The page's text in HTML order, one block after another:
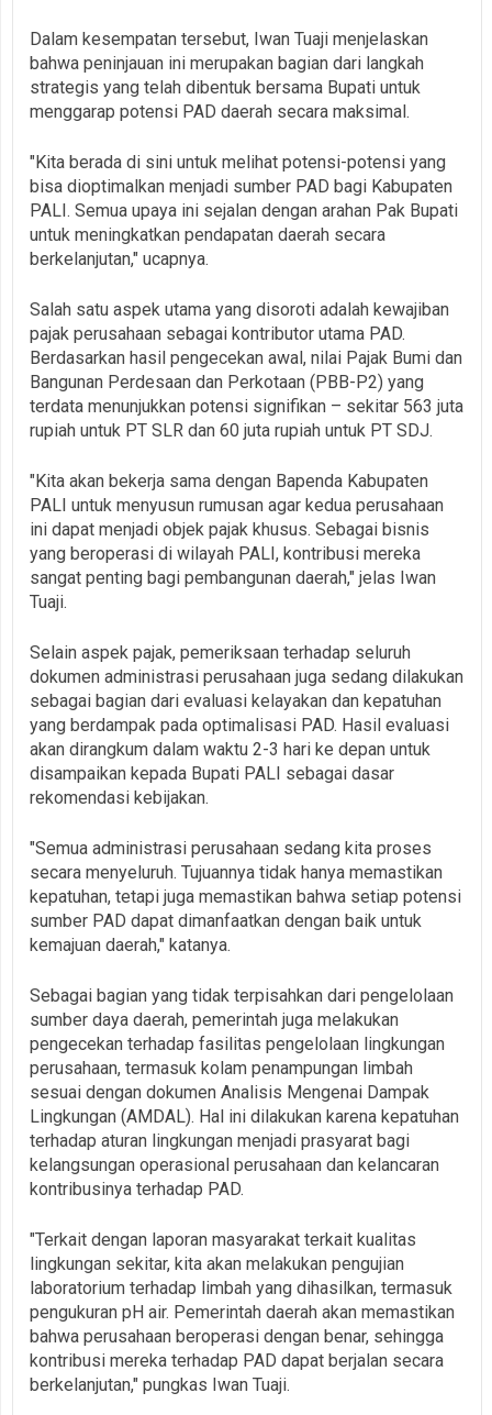
Dalam kesempatan tersebut, Iwan Tuaji menjelaskan
bahwa peninjauan ini merupakan bagian dari langkah
strategis yang telah dibentuk bersama Bupati untuk
menggarap potensi PAD daerah secara maksimal.
"Kita berada di sini untuk melihat potensi-potensi yang
bisa dioptimalkan menjadi sumber PAD bagi Kabupaten
PALI. Semua upaya ini sejalan dengan arahan Pak Bupati
untuk meningkatkan pendapatan daerah secara
berkelanjutan," ucapnya.
Salah satu aspek utama yang disoroti adalah kewajiban
pajak perusahaan sebagai kontributor utama PAD.
Berdasarkan hasil pengecekan awal, nilai Pajak Bumi dan
Bangunan Perdesaan dan Perkotaan (PBB-P2) yang
terdata menunjukkan potensi signifikan – sekitar 563 juta
rupiah untuk PT SLR dan 60 juta rupiah untuk PT SDJ.
"Kita akan bekerja sama dengan Bapenda Kabupaten
PALI untuk menyusun rumusan agar kedua perusahaan
ini dapat menjadi objek pajak khusus. Sebagai bisnis
yang beroperasi di wilayah PALI, kontribusi mereka
sangat penting bagi pembangunan daerah," jelas Iwan
Tuaji.
Selain aspek pajak, pemeriksaan terhadap seluruh
dokumen administrasi perusahaan juga sedang dilakukan
sebagai bagian dari evaluasi kelayakan dan kepatuhan
yang berdampak pada optimalisasi PAD. Hasil evaluasi
akan dirangkum dalam waktu 2-3 hari ke depan untuk
disampaikan kepada Bupati PALI sebagai dasar
rekomendasi kebijakan.
"Semua administrasi perusahaan sedang kita proses
secara menyeluruh. Tujuannya tidak hanya memastikan
kepatuhan, tetapi juga memastikan bahwa setiap potensi
sumber PAD dapat dimanfaatkan dengan baik untuk
kemajuan daerah," katanya.
Sebagai bagian yang tidak terpisahkan dari pengelolaan
sumber daya daerah, pemerintah juga melakukan
pengecekan terhadap fasilitas pengelolaan lingkungan
perusahaan, termasuk kolam penampungan limbah
sesuai dengan dokumen Analisis Mengenai Dampak
Lingkungan (AMDAL). Hal ini dilakukan karena kepatuhan
terhadap aturan lingkungan menjadi prasyarat bagi
kelangsungan operasional perusahaan dan kelancaran
kontribusinya terhadap PAD.
"Terkait dengan laporan masyarakat terkait kualitas
lingkungan sekitar, kita akan melakukan pengujian
laboratorium terhadap limbah yang dihasilkan, termasuk
pengukuran pH air. Pemerintah daerah akan memastikan
bahwa perusahaan beroperasi dengan benar, sehingga
kontribusi mereka terhadap PAD dapat berjalan secara
berkelanjutan," pungkas Iwan Tuaji.